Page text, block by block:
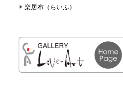
楽居布（らいふ）